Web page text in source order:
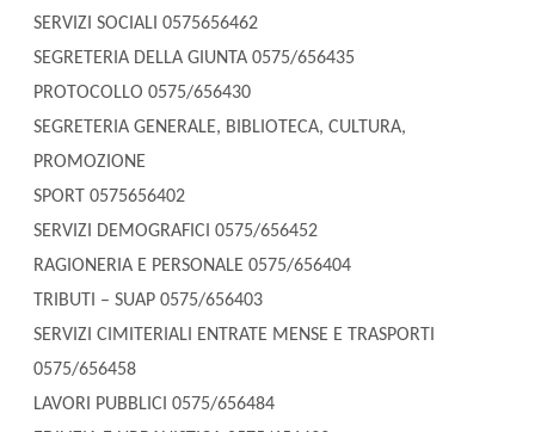
SERVIZI SOCIALI 0575656462
SEGRETERIA DELLA GIUNTA 0575/656435
PROTOCOLLO 0575/656430
SEGRETERIA GENERALE, BIBLIOTECA, CULTURA,
PROMOZIONE
SPORT 0575656402
SERVIZI DEMOGRAFICI 0575/656452
RAGIONERIA E PERSONALE 0575/656404
TRIBUTI – SUAP 0575/656403
SERVIZI CIMITERIALI ENTRATE MENSE E TRASPORTI
0575/656458
LAVORI PUBBLICI 0575/656484